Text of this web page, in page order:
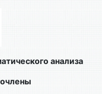
анализа